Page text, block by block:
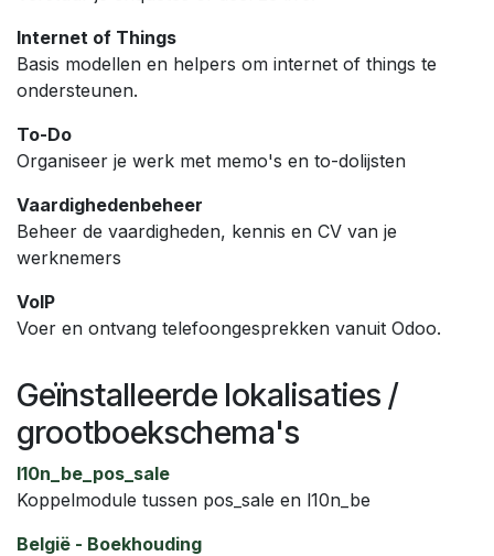
Internet of Things
Basis modellen en helpers om internet of things te
ondersteunen.
To-Do
Organiseer je werk met memo's en to-dolijsten
Vaardighedenbeheer
Beheer de vaardigheden, kennis en CV van je
werknemers
VoIP
Voer en ontvang telefoongesprekken vanuit Odoo.
Geïnstalleerde lokalisaties /
grootboekschema's
l10n_be_pos_sale
Koppelmodule tussen pos_sale en l10n_be
België - Boekhouding